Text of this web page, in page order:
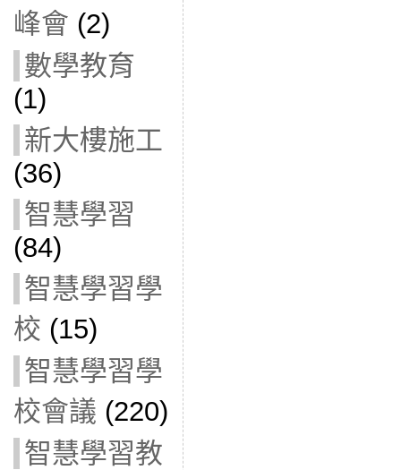
峰會 (2)
數學教育
(1)
新大樓施工
(36)
智慧學習
(84)
智慧學習學
校 (15)
智慧學習學
校會議 (220)
智慧學習教